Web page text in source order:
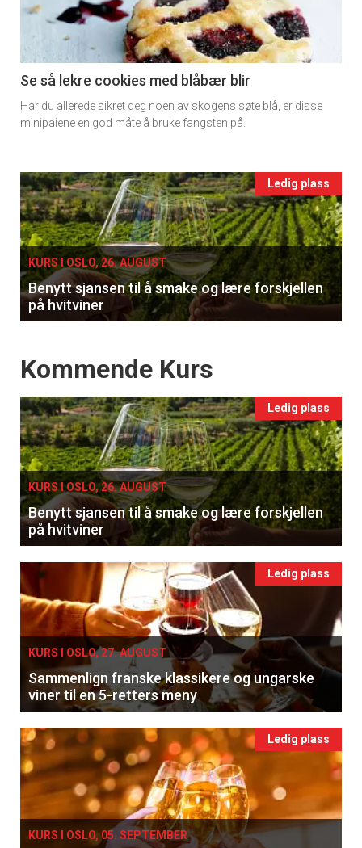
-
section
11
Ukens
Se så lekre cookies med blåbær blir
Har du allerede sikret deg noen av skogens søte blå, er disse
minipaiene en god måte å bruke fangsten på.
Events
single
Ledig plass
KURS I OSLO, 26. AUGUST
Benytt sjansen til å smake og lære forskjellen
på hvitviner
Events
Kommende Kurs
Ledig plass
KURS I OSLO, 26. AUGUST
Benytt sjansen til å smake og lære forskjellen
på hvitviner
Ledig plass
KURS I OSLO, 27. AUGUST
Sammenlign franske klassikere og ungarske
viner til en 5-retters meny
Ledig plass
KURS I OSLO, 05. SEPTEMBER